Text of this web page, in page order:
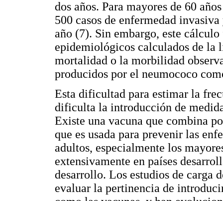
dos años. Para mayores de 60
500 casos de enfermedad
año (7). Sin embargo, este
epidemiológicos calculados de la
mortalidad o la morbilidad
producidos por el neumococo
Esta dificultad para estimar la
dificulta la introducción de
Existe una vacuna que combina
que es usada para prevenir las
adultos, especialmente los
extensivamente en países
desarrollo. Los estudios de carga
evaluar la pertinencia de